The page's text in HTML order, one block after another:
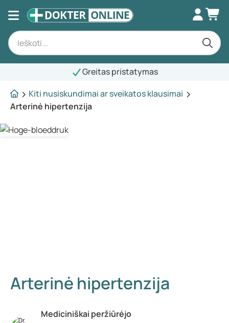
Greitas pristatymas
Kiti nusiskundimai ar sveikatos klausimai
Arterinė hipertenzija
Arterinė hipertenzija
Mediciniškai peržiūrėjo